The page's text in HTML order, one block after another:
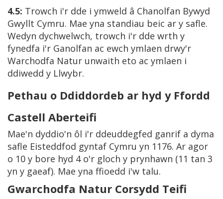
4.5: Trowch i'r dde i ymweld â Chanolfan Bywyd
Gwyllt Cymru. Mae yna standiau beic ar y safle.
Wedyn dychwelwch, trowch i'r dde wrth y
fynedfa i'r Ganolfan ac ewch ymlaen drwy'r
Warchodfa Natur unwaith eto ac ymlaen i
ddiwedd y Llwybr.
Pethau o Ddiddordeb ar hyd y Ffordd
Castell Aberteifi
Mae'n dyddio'n ôl i'r ddeuddegfed ganrif a dyma
safle Eisteddfod gyntaf Cymru yn 1176. Ar agor
o 10 y bore hyd 4 o'r gloch y prynhawn (11 tan 3
yn y gaeaf). Mae yna ffioedd i'w talu.
Gwarchodfa Natur Corsydd Teifi